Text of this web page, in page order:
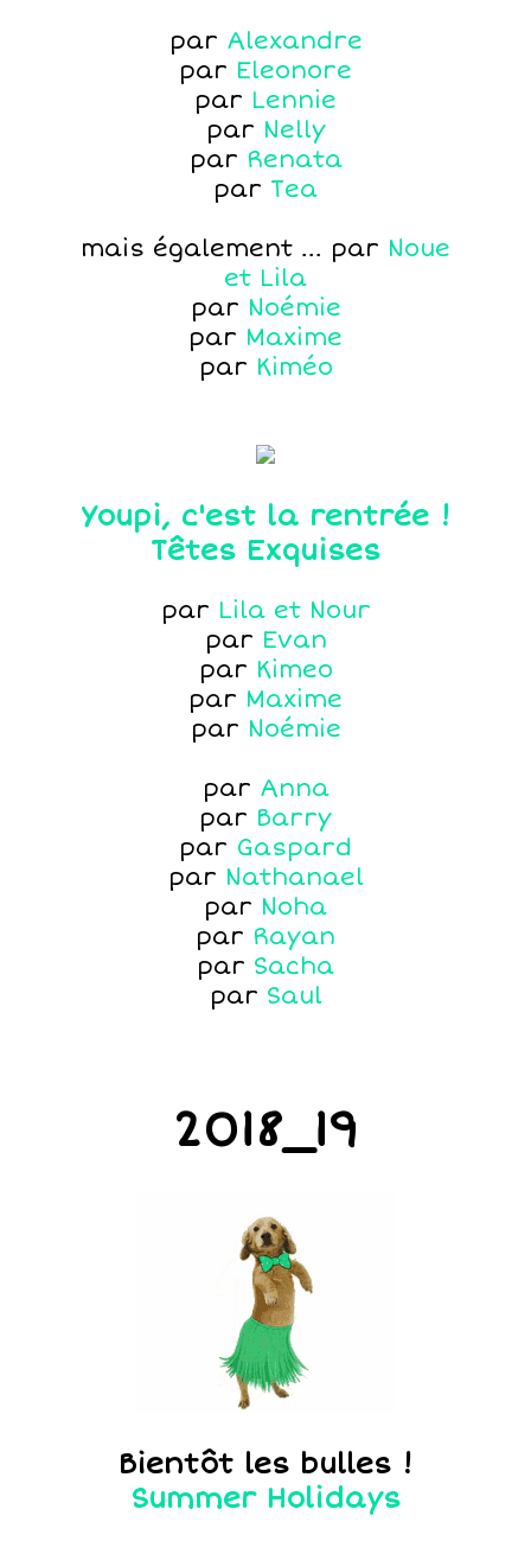
par Alexandre
par Eleonore
par Lennie
par Nelly
par Renata
par Tea
mais également ... par Noue
et Lila
par Noémie
par Maxime
par Kiméo
Youpi, c'est la rentrée !
Têtes Exquises
par Lila et Nour
par Evan
par Kimeo
par Maxime
par Noémie
par Anna
par Barry
par Gaspard
par Nathanael
par Noha
par Rayan
par Sacha
par Saul
2018_19
Bientôt les bulles !
Summer Holidays